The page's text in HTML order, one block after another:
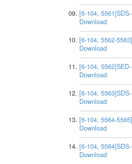
[6-104,
Download
[6-104, 5562-
Download
[6-104,
Download
[6-104,
Download
[6-104, 5564-
Download
[6-104,
Download